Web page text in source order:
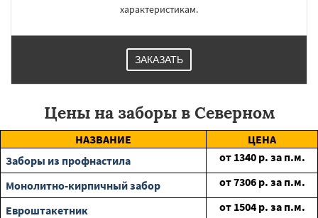
характеристикам.
ЗАКАЗАТЬ
Цены на заборы в Северном
НАЗВАНИЕ
ЦЕНА
Заборы из профнастила
от 1340 р. за п.м.
Монолитно-кирпичный забор
от7306 р. за п.м.
Евроштакетник
от 1504 р. за п.м.